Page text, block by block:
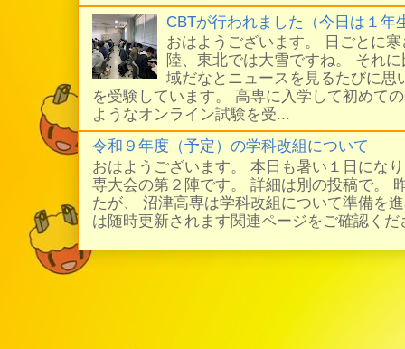
CBTが行われました（今日は１年
おはようございます。 日ごとに
陸、東北では大雪ですね。 それ
域だなとニュースを見るたびに思
を受験しています。 高専に入学して初めて
ようなオンライン試験を受...
令和９年度（予定）の学科改組について
おはようございます。 本日も暑い１日にな
専大会の第２陣です。 詳細は別の投稿で。
たが、 沼津高専は学科改組について準備を
は随時更新されます関連ページをご確認く